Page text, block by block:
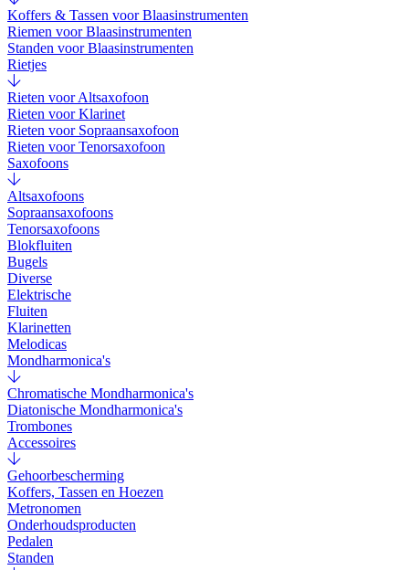
Koffers & Tassen voor Blaasinstrumenten
Riemen voor Blaasinstrumenten
Standen voor Blaasinstrumenten
Rietjes
Rieten voor Altsaxofoon
Rieten voor Klarinet
Rieten voor Sopraansaxofoon
Rieten voor Tenorsaxofoon
Saxofoons
Altsaxofoons
Sopraansaxofoons
Tenorsaxofoons
Blokfluiten
Bugels
Diverse
Elektrische
Fluiten
Klarinetten
Melodicas
Mondharmonica's
Chromatische Mondharmonica's
Diatonische Mondharmonica's
Trombones
Accessoires
Gehoorbescherming
Koffers, Tassen en Hoezen
Metronomen
Onderhoudsproducten
Pedalen
Standen